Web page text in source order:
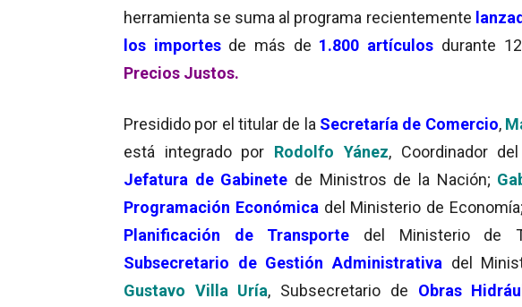
herramienta se suma al programa recientemente
los importesde más de 1.800 artículos durante
Precios Justos.
Presidido por el titular de la Secretaría de Comercio,
está integrado por Rodolfo Yánez, Coordinador
Jefatura de Gabinete de Ministros de la Nación;
Programación Económica del Ministerio de Economía;
Planificación de Transporte
del Ministerio de
Subsecretario de Gestión Administrativa del
Gustavo Villa Uría, Subsecretario de Obras